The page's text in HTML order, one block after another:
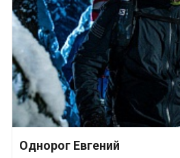
Однорог Евгений